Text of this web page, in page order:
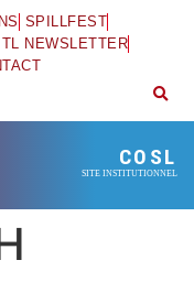
SPILLFEST
TL NEWSLETTER
COSL
SITE INSTITUTIONNEL